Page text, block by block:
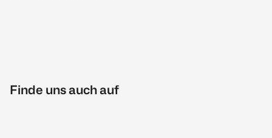
Finde uns auch auf